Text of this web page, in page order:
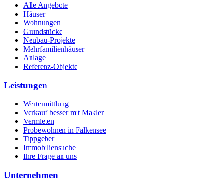
Alle Angebote
Häuser
Wohnungen
Grundstücke
Neubau-Projekte
Mehrfamilienhäuser
Anlage
Referenz-Objekte
Leistungen
Wertermittlung
Verkauf besser mit Makler
Vermieten
Probewohnen in Falkensee
Tippgeber
Immobiliensuche
Ihre Frage an uns
Unternehmen